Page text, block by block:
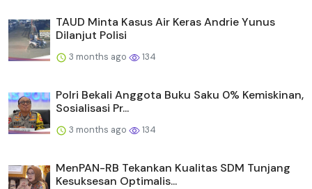
TAUD Minta Kasus Air Keras Andrie Yunus
Dilanjut Polisi
3 months ago 134
Polri Bekali Anggota Buku Saku 0% Kemiskinan,
Sosialisasi Pr...
3 months ago 134
MenPAN-RB Tekankan Kualitas SDM Tunjang
Kesuksesan Optimalis...